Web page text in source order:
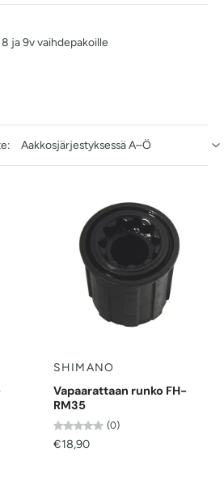
ja 9v vaihdepakoille
SHIMANO
Vapaarattaan runko FH-
RM35
(0)
€18,90